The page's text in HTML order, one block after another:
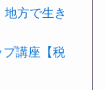
方で生き
プ講座【税